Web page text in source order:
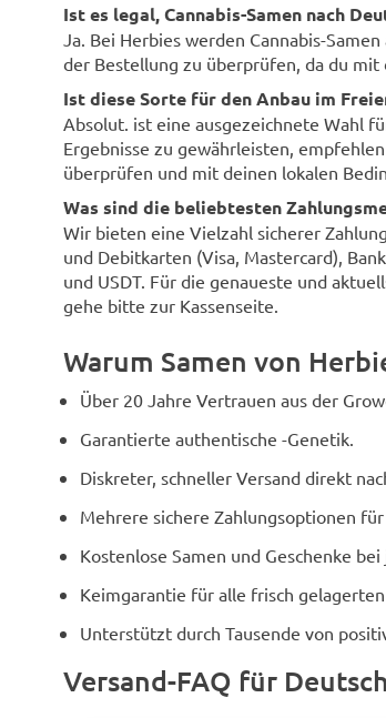
Ist es legal, Cannabis-Samen nach
Ja. Bei Herbies werden Cannabis-
der Bestellung zu überprüfen, da du mit
Ist diese Sorte für den Anbau im
Absolut. ist eine ausgezeichnete Wahl
Ergebnisse zu gewährleisten,
überprüfen und mit deinen lokalen
Was sind die beliebtesten
Wir bieten eine Vielzahl sicherer
und Debitkarten (Visa, Mastercard),
und USDT. Für die genaueste und
gehe bitte zur Kassenseite.
Warum Samen von
Über 20 Jahre Vertrauen aus der
Garantierte authentische -Genetik.
Diskreter, schneller Versand direkt
Mehrere sichere Zahlungsoptionen
Kostenlose Samen und Geschenke
Keimgarantie für alle frisch gelagerten
Unterstützt durch Tausende von
Versand-FAQ für